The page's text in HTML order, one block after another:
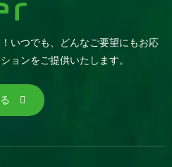
いつでも、どんなご要望にもお応
ョンをご提供いたします。